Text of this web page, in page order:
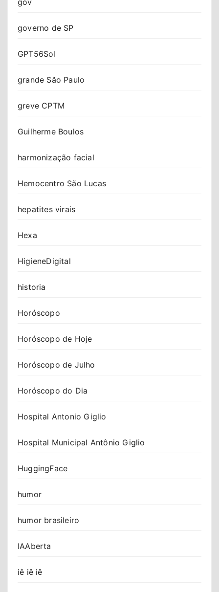
governo de SP
GPT56Sol
grande São Paulo
greve CPTM
Guilherme Boulos
harmonização facial
Hemocentro São Lucas
hepatites virais
Hexa
HigieneDigital
historia
Horóscopo
Horóscopo de Hoje
Horóscopo de Julho
Horóscopo do Dia
Hospital Antonio Giglio
Hospital Municipal Antônio Giglio
HuggingFace
humor
humor brasileiro
IAAberta
iê iê iê